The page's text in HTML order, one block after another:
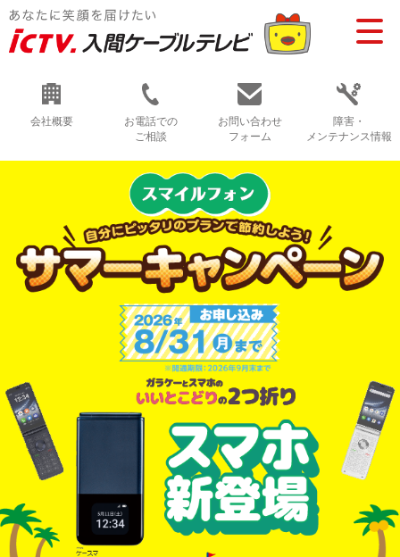
会社概要
お電話での
ご相談
お問い合わせ
フォーム
障害・
メンテナンス情報